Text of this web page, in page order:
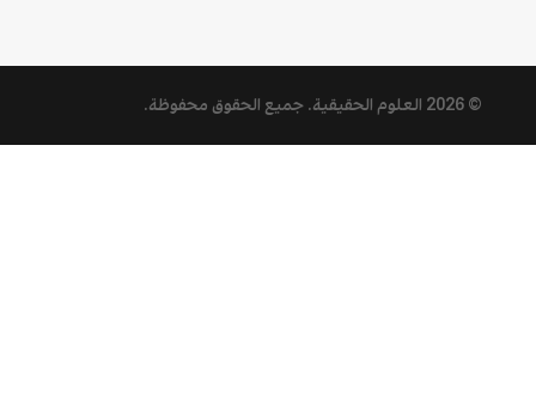
© 2026 العلوم الحقيقية. جميع الحقوق محفوظة.